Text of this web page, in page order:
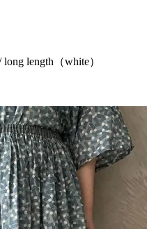
length（white）